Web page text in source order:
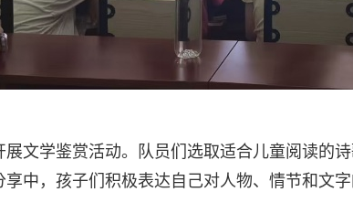
展文学鉴赏活动。队员们选取适合儿童阅读的
中，孩子们积极表达自己对人物、情节和文